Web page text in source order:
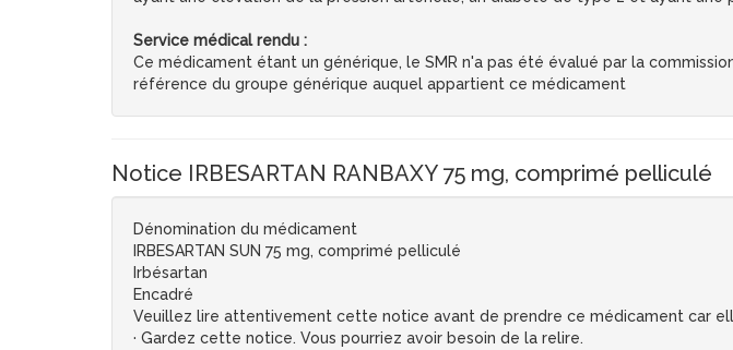
Service médical rendu :
Ce médicament étant un générique, le SMR n'a pas été évalué par la
référence du groupe générique auquel appartient ce médicament
Notice IRBESARTAN RANBAXY 75 mg, comprimé pelliculé
Dénomination du médicament
IRBESARTAN SUN 75 mg, comprimé pelliculé
Irbésartan
Encadré
Veuillez lire attentivement cette notice avant de prendre ce médicament car
· Gardez cette notice. Vous pourriez avoir besoin de la relire.